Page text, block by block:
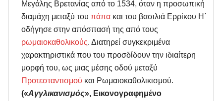
Μεγάλης Βρετανίας από το 1534, όταν η προσωπική
διαμάχη μεταξύ του πάπα και του βασιλιά Ερρίκου Η΄
οδήγησε στην απόσπασή της από τους
ρωμαιοκαθολικούς. Διατηρεί συγκεκριμένα
χαρακτηριστικά που του προσδίδουν την ιδιαίτερη
μορφή του, ως μιας μέσης οδού μεταξύ
Προτεσταντισμού και Ρωμαιοκαθολικισμού.
(«Αγγλικανισμός», Εικονογραφημένο